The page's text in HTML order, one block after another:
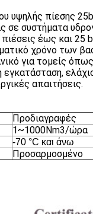
πίεσης
σε συστήματα
πιέσεις έως και
χρόνο των
για τομείς
απαιτήσεις.
Προδιαγραφές
1~1000Nm3/ώρα
-70 °C και άνω
Προσαρμοσμένο